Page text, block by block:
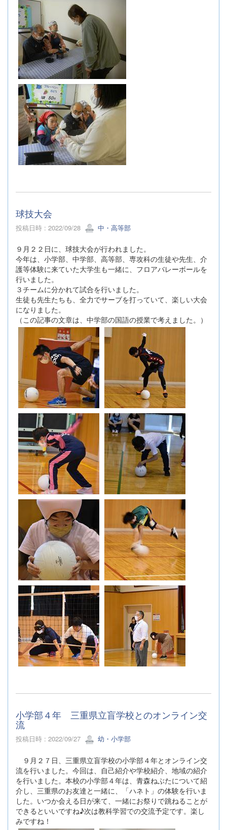
球技大会
投稿日時 : 2022/09/28 中・高等部
９月２２日に、球技大会が行われました。
今年は、小学部、中学部、高等部、専攻科の生徒や先生、介
護等体験に来ていた大学生も一緒に、フロアバレーボールを
行いました。
３チームに分かれて試合を行いました。
生徒も先生たちも、全力でサーブを打っていて、楽しい大会
になりました。
（この記事の文章は、中学部の国語の授業で考えました。）
小学部４年 三重県立盲学校とのオンライン交
流
投稿日時 : 2022/09/27 幼・小学部
９月２７日、三重県立盲学校の小学部４年とオンライン交
流を行いました。今回は、自己紹介や学校紹介、地域の紹介
を行いました。本校の小学部４年は、青森ねぶたについて紹
介し、三重県のお友達と一緒に、「ハネト」の体験を行いま
した。いつか会える日が来て、一緒にお祭りで跳ねることが
できるといいですね♪次は教科学習での交流予定です。楽し
みですね！